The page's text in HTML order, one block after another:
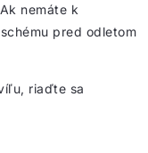
nemáte k
pred odletom
riaďte sa